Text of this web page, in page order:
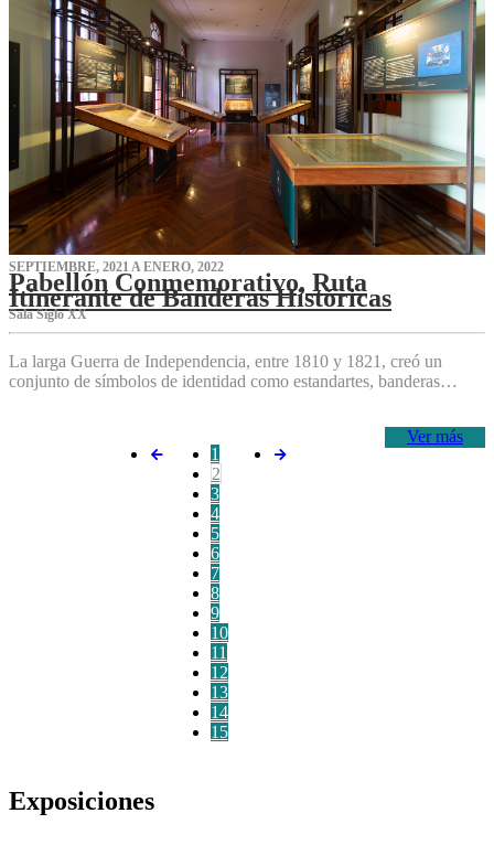
SEPTIEMBRE, 2021 A ENERO, 2022
Pabellón Conmemorativo, Ruta
Itinerante de Banderas Históricas
Sala Siglo XX
La larga Guerra de Independencia, entre 1810 y 1821, creó un
conjunto de símbolos de identidad como estandartes, banderas…
Ver más
1
2
3
4
5
6
7
8
9
10
11
12
13
14
15
Exposiciones